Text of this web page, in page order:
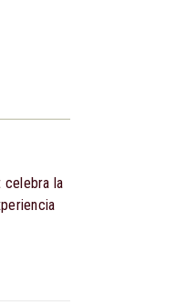
celebra la